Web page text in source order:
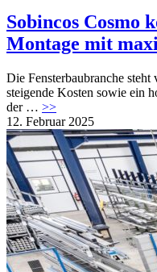
Sobincos Cosmo
Montage mit
Die Fensterbaubranche
steigende Kosten sowie ein
der … >>
12. Februar 2025